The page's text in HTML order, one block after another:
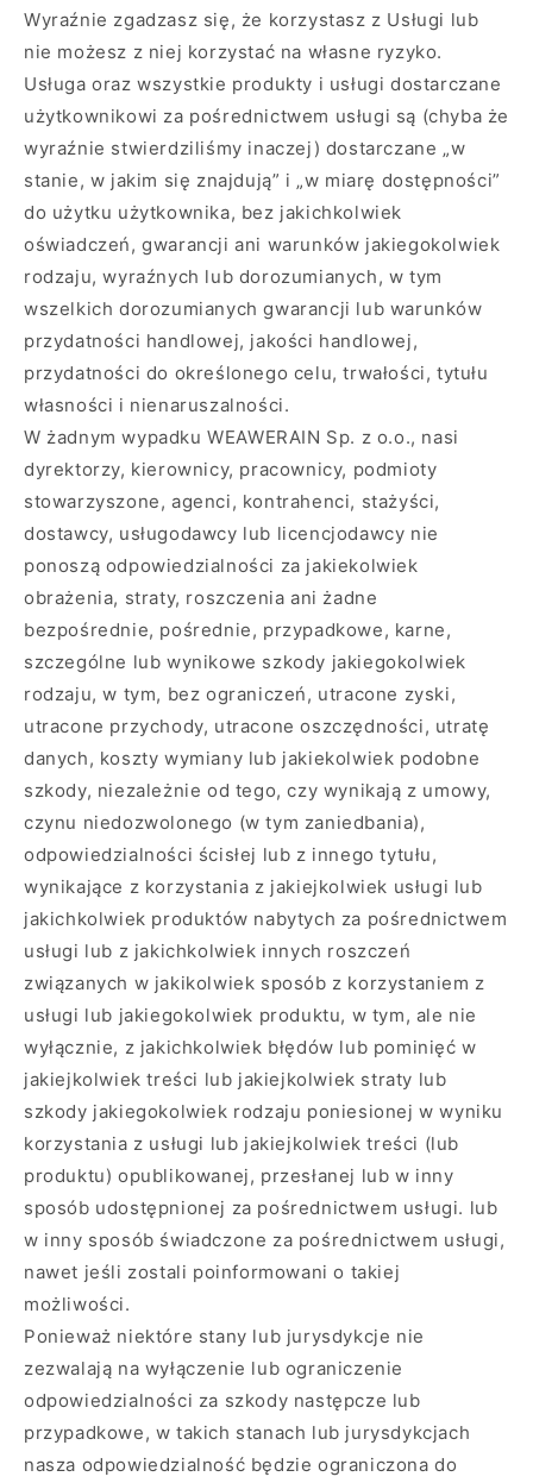
Wyraźnie zgadzasz się, że korzystasz z Usługi lub
nie możesz z niej korzystać na własne ryzyko.
Usługa oraz wszystkie produkty i usługi dostarczane
użytkownikowi za pośrednictwem usługi są (chyba że
wyraźnie stwierdziliśmy inaczej) dostarczane „w
stanie, w jakim się znajdują” i „w miarę dostępności”
do użytku użytkownika, bez jakichkolwiek
oświadczeń, gwarancji ani warunków jakiegokolwiek
rodzaju, wyraźnych lub dorozumianych, w tym
wszelkich dorozumianych gwarancji lub warunków
przydatności handlowej, jakości handlowej,
przydatności do określonego celu, trwałości, tytułu
własności i nienaruszalności.
W żadnym wypadku WEAWERAIN Sp. z o.o., nasi
dyrektorzy, kierownicy, pracownicy, podmioty
stowarzyszone, agenci, kontrahenci, stażyści,
dostawcy, usługodawcy lub licencjodawcy nie
ponoszą odpowiedzialności za jakiekolwiek
obrażenia, straty, roszczenia ani żadne
bezpośrednie, pośrednie, przypadkowe, karne,
szczególne lub wynikowe szkody jakiegokolwiek
rodzaju, w tym, bez ograniczeń, utracone zyski,
utracone przychody, utracone oszczędności, utratę
danych, koszty wymiany lub jakiekolwiek podobne
szkody, niezależnie od tego, czy wynikają z umowy,
czynu niedozwolonego (w tym zaniedbania),
odpowiedzialności ścisłej lub z innego tytułu,
wynikające z korzystania z jakiejkolwiek usługi lub
jakichkolwiek produktów nabytych za pośrednictwem
usługi lub z jakichkolwiek innych roszczeń
związanych w jakikolwiek sposób z korzystaniem z
usługi lub jakiegokolwiek produktu, w tym, ale nie
wyłącznie, z jakichkolwiek błędów lub pominięć w
jakiejkolwiek treści lub jakiejkolwiek straty lub
szkody jakiegokolwiek rodzaju poniesionej w wyniku
korzystania z usługi lub jakiejkolwiek treści (lub
produktu) opublikowanej, przesłanej lub w inny
sposób udostępnionej za pośrednictwem usługi. lub
w inny sposób świadczone za pośrednictwem usługi,
nawet jeśli zostali poinformowani o takiej
możliwości.
Ponieważ niektóre stany lub jurysdykcje nie
zezwalają na wyłączenie lub ograniczenie
odpowiedzialności za szkody następcze lub
przypadkowe, w takich stanach lub jurysdykcjach
nasza odpowiedzialność będzie ograniczona do